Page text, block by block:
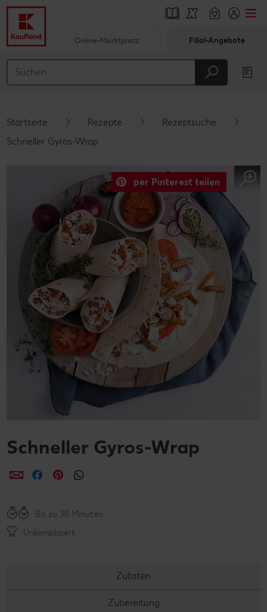
Hauptinhalt
Schwebender Seitenbereich
Online-Marktplatz Filial-Angebote
Startseite Rezepte
Rezeptsuche
Schneller Gyros-Wrap
per Pinterest teilen
Schneller Gyros-Wrap
per E-Mail teilen
per Facebook teilen
per Pinterest teilen
Bis zu 30 Minuten
Unkompliziert
Zutaten
Zubereitung